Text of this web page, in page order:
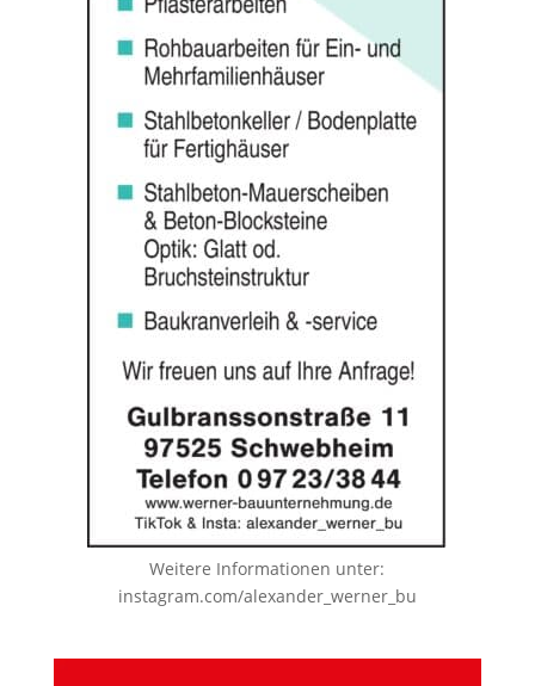
Weitere Informationen unter:
instagram.com/alexander_werner_bu